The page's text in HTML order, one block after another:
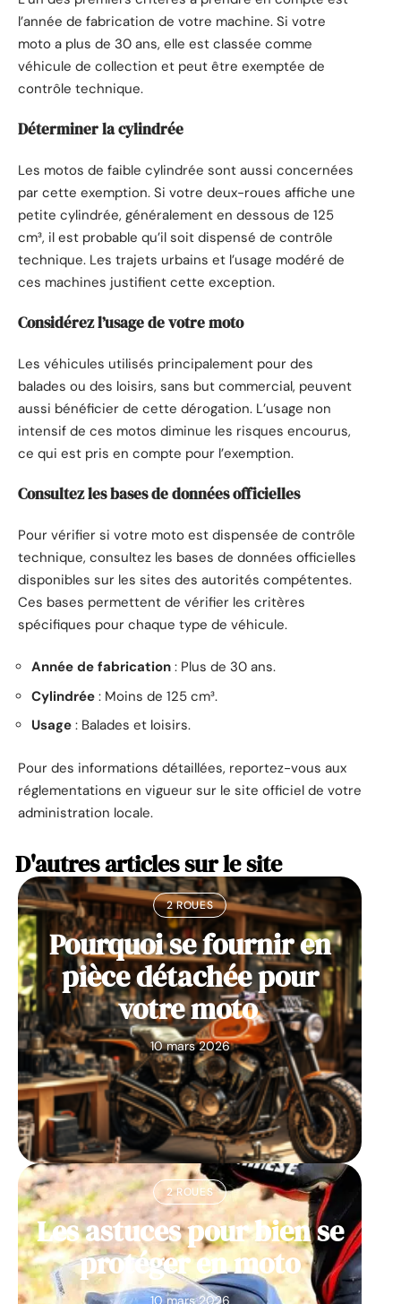
l’année de fabrication de votre machine. Si votre
moto a plus de 30 ans, elle est classée comme
véhicule de collection et peut être exemptée de
contrôle technique.
Déterminer la cylindrée
Les motos de faible cylindrée sont aussi concernées
par cette exemption. Si votre deux-roues affiche une
petite cylindrée, généralement en dessous de 125
cm³, il est probable qu’il soit dispensé de contrôle
technique. Les trajets urbains et l’usage modéré de
ces machines justifient cette exception.
Considérez l’usage de votre moto
Les véhicules utilisés principalement pour des
balades ou des loisirs, sans but commercial, peuvent
aussi bénéficier de cette dérogation. L’usage non
intensif de ces motos diminue les risques encourus,
ce qui est pris en compte pour l’exemption.
Consultez les bases de données officielles
Pour vérifier si votre moto est dispensée de contrôle
technique, consultez les bases de données officielles
disponibles sur les sites des autorités compétentes.
Ces bases permettent de vérifier les critères
spécifiques pour chaque type de véhicule.
Année de fabrication : Plus de 30 ans.
Cylindrée : Moins de 125 cm³.
Usage : Balades et loisirs.
Pour des informations détaillées, reportez-vous aux
réglementations en vigueur sur le site officiel de votre
administration locale.
D'autres articles sur le site
2 ROUES
Pourquoi se fournir en
pièce détachée pour
votre moto
10 mars 2026
2 ROUES
Les astuces pour bien se
protéger en moto
10 mars 2026